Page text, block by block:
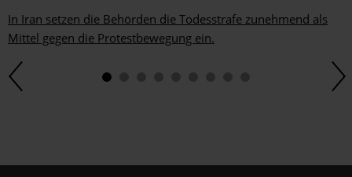
In Iran setzen die Behörden die Todesstrafe zunehmend als
Mittel gegen die Protestbewegung ein.